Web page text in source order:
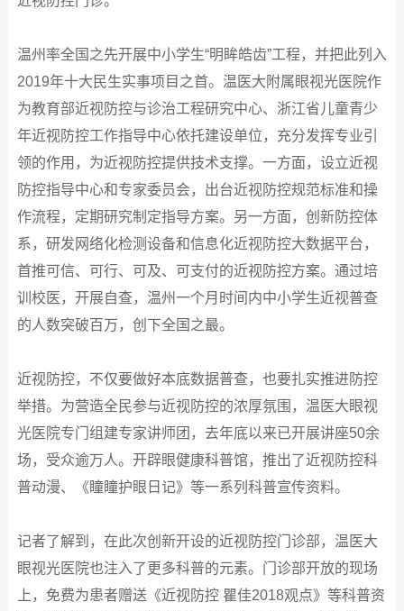
温州率全国之先开展中小学生“明眸皓齿”工程，并把此列入
2019年十大民生实事项目之首。温医大附属眼视光医院作
为教育部近视防控与诊治工程研究中心、浙江省儿童青少
年近视防控工作指导中心依托建设单位，充分发挥专业引
领的作用，为近视防控提供技术支撑。一方面，设立近视
防控指导中心和专家委员会，出台近视防控规范标准和操
作流程，定期研究制定指导方案。另一方面，创新防控体
系，研发网络化检测设备和信息化近视防控大数据平台，
首推可信、可行、可及、可支付的近视防控方案。通过培
训校医，开展自查，温州一个月时间内中小学生近视普查
的人数突破百万，创下全国之最。
近视防控，不仅要做好本底数据普查，也要扎实推进防控
举措。为营造全民参与近视防控的浓厚氛围，温医大眼视
光医院专门组建专家讲师团，去年底以来已开展讲座50余
场，受众逾万人。开辟眼健康科普馆，推出了近视防控科
普动漫、《瞳瞳护眼日记》等一系列科普宣传资料。
记者了解到，在此次创新开设的近视防控门诊部，温医大
眼视光医院也注入了更多科普的元素。门诊部开放的现场
上，免费为患者赠送《近视防控 瞿佳2018观点》等科普资